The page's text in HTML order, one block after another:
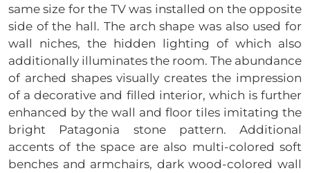
same size for the TV was installed on the opposite
side of the hall. The arch shape was also used for
wall niches, the hidden lighting of which also
additionally illuminates the room. The abundance
of arched shapes visually creates the impression
of a decorative and filled interior, which is further
enhanced by the wall and floor tiles imitating the
bright Patagonia stone pattern. Additional
accents of the space are also multi-colored soft
benches and armchairs, dark wood-colored wall